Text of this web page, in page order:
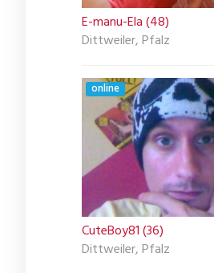
E-manu-Ela (48)
Dittweiler, Pfalz
online
CuteBoy81 (36)
Dittweiler, Pfalz